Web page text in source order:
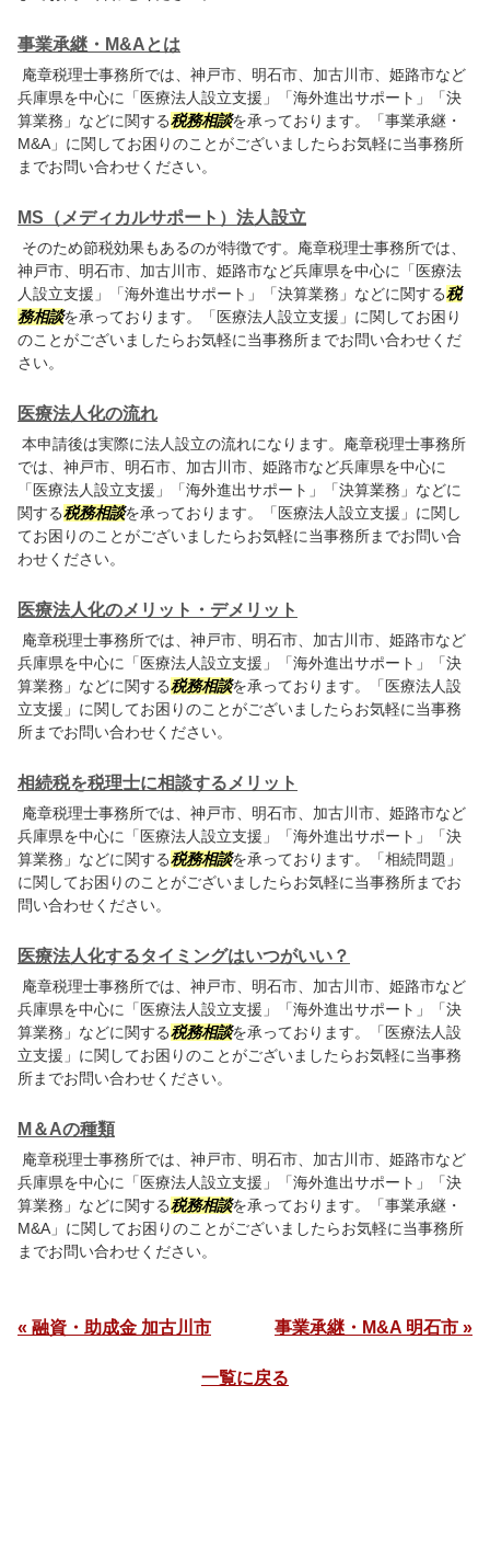
事業承継・M&Aとは
庵章税理士事務所では、神戸市、明石市、加古川市、姫路市など
兵庫県を中心に「医療法人設立支援」「海外進出サポート」「決
算業務」などに関する税務相談を承っております。「事業承継・
M&A」に関してお困りのことがございましたらお気軽に当事務所
までお問い合わせください。
MS（メディカルサポート）法人設立
そのため節税効果もあるのが特徴です。庵章税理士事務所では、
神戸市、明石市、加古川市、姫路市など兵庫県を中心に「医療法
人設立支援」「海外進出サポート」「決算業務」などに関する税
務相談を承っております。「医療法人設立支援」に関してお困り
のことがございましたらお気軽に当事務所までお問い合わせくだ
さい。
医療法人化の流れ
本申請後は実際に法人設立の流れになります。庵章税理士事務所
では、神戸市、明石市、加古川市、姫路市など兵庫県を中心に
「医療法人設立支援」「海外進出サポート」「決算業務」などに
関する税務相談を承っております。「医療法人設立支援」に関し
てお困りのことがございましたらお気軽に当事務所までお問い合
わせください。
医療法人化のメリット・デメリット
庵章税理士事務所では、神戸市、明石市、加古川市、姫路市など
兵庫県を中心に「医療法人設立支援」「海外進出サポート」「決
算業務」などに関する税務相談を承っております。「医療法人設
立支援」に関してお困りのことがございましたらお気軽に当事務
所までお問い合わせください。
相続税を税理士に相談するメリット
庵章税理士事務所では、神戸市、明石市、加古川市、姫路市など
兵庫県を中心に「医療法人設立支援」「海外進出サポート」「決
算業務」などに関する税務相談を承っております。「相続問題」
に関してお困りのことがございましたらお気軽に当事務所までお
問い合わせください。
医療法人化するタイミングはいつがいい？
庵章税理士事務所では、神戸市、明石市、加古川市、姫路市など
兵庫県を中心に「医療法人設立支援」「海外進出サポート」「決
算業務」などに関する税務相談を承っております。「医療法人設
立支援」に関してお困りのことがございましたらお気軽に当事務
所までお問い合わせください。
M＆Aの種類
庵章税理士事務所では、神戸市、明石市、加古川市、姫路市など
兵庫県を中心に「医療法人設立支援」「海外進出サポート」「決
算業務」などに関する税務相談を承っております。「事業承継・
M&A」に関してお困りのことがございましたらお気軽に当事務所
までお問い合わせください。
« 融資・助成金 加古川市 事業承継・M&A 明石市 »
一覧に戻る